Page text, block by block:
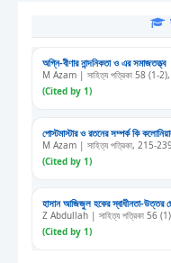
অগ্নি-বীণার নান্দনিকতা ও এর সমাজতত্ত্ব
M Azam | সাহিত্য পত্রিকা 58 (1-
(Cited by 1)
পোস্টমাস্টার ও রতনের সম্পর্ক কি
M Azam | সাহিত্য পত্রিকা, 215-
(Cited by 1)
হাসান আজিজুল হকের স্বাধীনতা-উত্তর
Z Abdullah | সাহিত্য পত্রিকা 56
(Cited by 1)